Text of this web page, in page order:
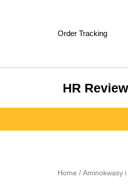
Order Tracking
HR Review
Home / Aminokwasy